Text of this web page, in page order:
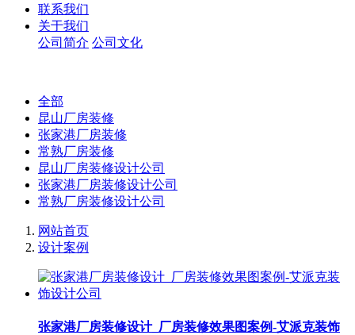
联系我们
关于我们
公司简介 公司文化
全部
昆山厂房装修
张家港厂房装修
常熟厂房装修
昆山厂房装修设计公司
张家港厂房装修设计公司
常熟厂房装修设计公司
网站首页
设计案例
张家港厂房装修设计_厂房装修效果图案例-艾派克装饰